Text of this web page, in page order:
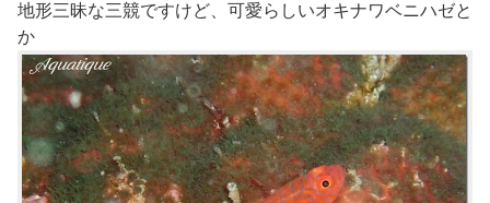
地形三昧な三競ですけど、可愛らしいオキナワベニハゼと
か